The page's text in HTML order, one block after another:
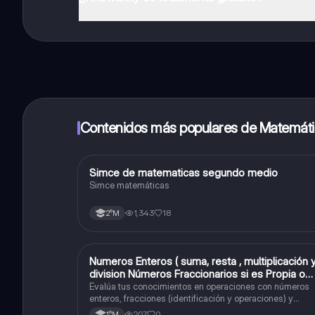
inmeditamente. Puedes ganar dinero utilizando la
Contenidos más populares de
Matemáticas
Simce de matematicas segundo medio
Simce matemáticas
2°M 1,343 18
Matemáticas
Numeros Enteros ( suma, resta , multiplicación
division Números Fraccionarios si es Propia o
Impropia o mixto ( suma , resta , multiplicación y
división) Porcentaje ( fracción, porcentual y
decimal).
Evalúa tus conocimientos en operaciones con números
enteros, fracciones (identificación y operaciones) y
conversiones de porcentajes (fracción, decimal y